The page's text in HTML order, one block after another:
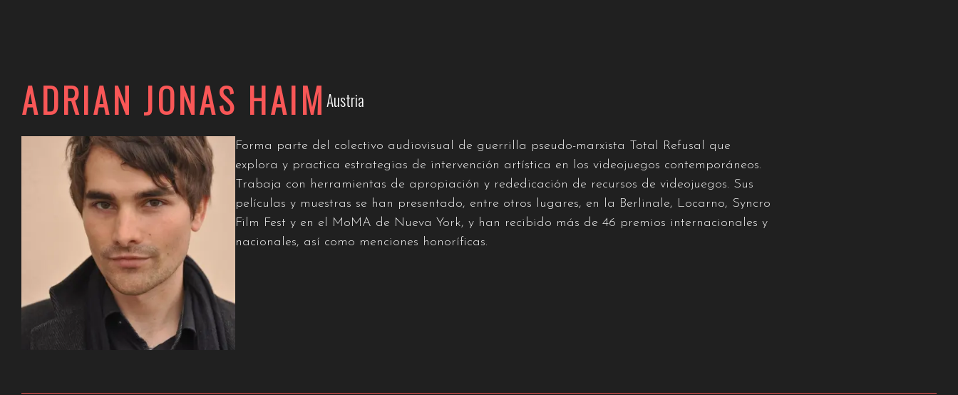
ADRIAN JONAS HAIM Austria
Forma parte del colectivo audiovisual de guerrilla pseudo-marxista Total Refusal que
explora y practica estrategias de intervención artística en los videojuegos contemporáneos.
Trabaja con herramientas de apropiación y rededicación de recursos de videojuegos. Sus
películas y muestras se han presentado, entre otros lugares, en la Berlinale, Locarno, Syncro
Film Fest y en el MoMA de Nueva York, y han recibido más de 46 premios internacionales y
nacionales, así como menciones honoríficas.